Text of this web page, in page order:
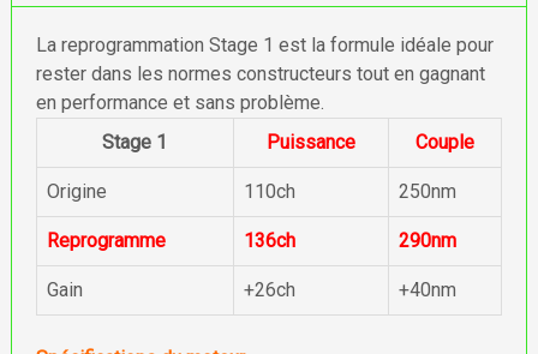
La reprogrammation Stage 1 est la formule idéale pour
rester dans les normes constructeurs tout en gagnant
en performance et sans problème.
Stage 1
Puissance Couple
Origine 110ch 250nm
Reprogramme 136ch 290nm
Gain +26ch +40nm